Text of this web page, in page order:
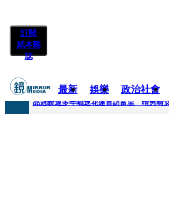
訂閱
紙本雜
誌
最新 娛樂 政治社會
快訊